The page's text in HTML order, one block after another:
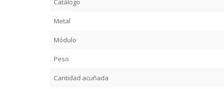
Catálogo
Metal
Módulo
Peso
Cantidad acuñada